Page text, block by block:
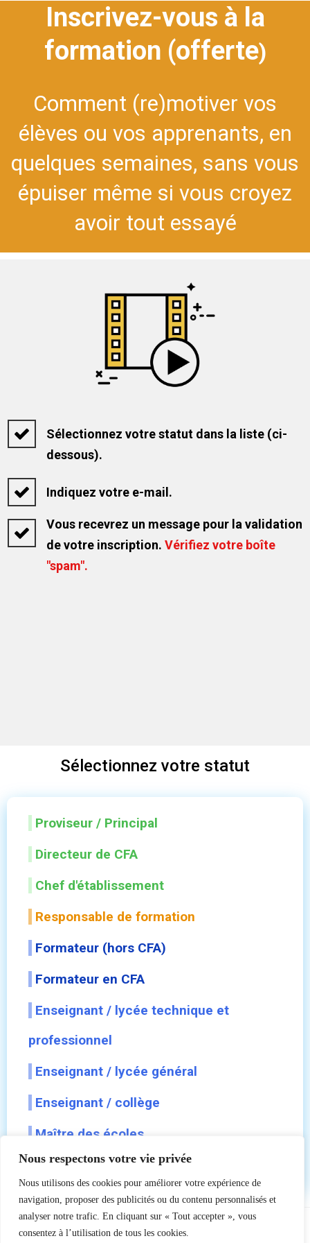
Nous respectons votre vie privée
Nous utilisons des cookies pour améliorer votre expérience de
navigation, proposer des publicités ou du contenu personnalisés et
analyser notre trafic. En cliquant sur « Tout accepter », vous
consentez à l’utilisation de tous les cookies.
Inscrivez-vous à la
formation (offerte)
Comment (re)motiver vos
élèves ou vos apprenants, en
quelques semaines, sans vous
épuiser même si vous croyez
avoir tout essayé
Sélectionnez votre statut dans la liste (ci-
dessous).
Indiquez votre e-mail.
Vous recevrez un message pour la validation
de votre inscription. Vérifiez votre boîte
"spam".
Sélectionnez votre statut
Proviseur / Principal
Directeur de CFA
Chef d'établissement
Responsable de formation
Formateur (hors CFA)
Formateur en CFA
Enseignant / lycée technique et
professionnel
Enseignant / lycée général
Enseignant / collège
Maître des écoles